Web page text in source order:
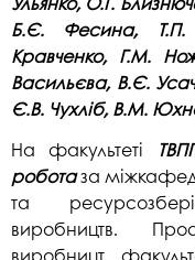
Б.Є. Фесина, Т.П.
Кравченко, Г.М.
Васильєва, В.Є.
Є.В. Чухліб, В.М.
На факультеті
роботаза
та
виробництв.
виробницт